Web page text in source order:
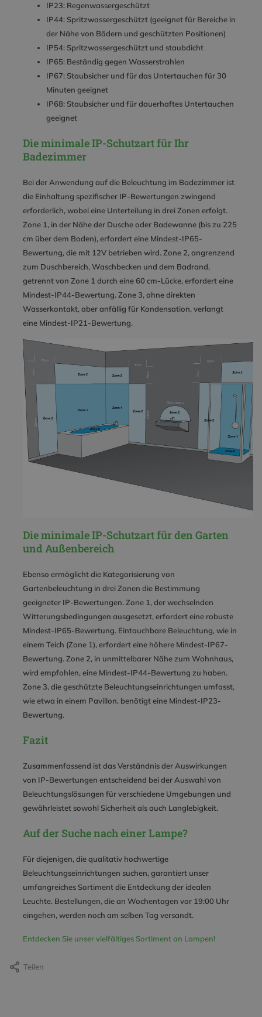
IP23: Regenwassergeschützt
IP44: Spritzwassergeschützt (geeignet für Bereiche in
der Nähe von Bädern und geschützten Positionen)
IP54: Spritzwassergeschützt und staubdicht
IP65: Beständig gegen Wasserstrahlen
IP67: Staubsicher und für das Untertauchen für 30
Minuten geeignet
IP68: Staubsicher und für dauerhaftes Untertauchen
geeignet
Die minimale IP-Schutzart für Ihr
Badezimmer
Bei der Anwendung auf die Beleuchtung im Badezimmer ist
die Einhaltung spezifischer IP-Bewertungen zwingend
erforderlich, wobei eine Unterteilung in drei Zonen erfolgt.
Zone 1, in der Nähe der Dusche oder Badewanne (bis zu 225
cm über dem Boden), erfordert eine Mindest-IP65-
Bewertung, die mit 12V betrieben wird. Zone 2, angrenzend
zum Duschbereich, Waschbecken und dem Badrand,
getrennt von Zone 1 durch eine 60 cm-Lücke, erfordert eine
Mindest-IP44-Bewertung. Zone 3, ohne direkten
Wasserkontakt, aber anfällig für Kondensation, verlangt
eine Mindest-IP21-Bewertung.
Die minimale IP-Schutzart für den Garten
und Außenbereich
Ebenso ermöglicht die Kategorisierung von
Gartenbeleuchtung in drei Zonen die Bestimmung
geeigneter IP-Bewertungen. Zone 1, der wechselnden
Witterungsbedingungen ausgesetzt, erfordert eine robuste
Mindest-IP65-Bewertung. Eintauchbare Beleuchtung, wie in
einem Teich (Zone 1), erfordert eine höhere Mindest-IP67-
Bewertung. Zone 2, in unmittelbarer Nähe zum Wohnhaus,
wird empfohlen, eine Mindest-IP44-Bewertung zu haben.
Zone 3, die geschützte Beleuchtungseinrichtungen umfasst,
wie etwa in einem Pavillon, benötigt eine Mindest-IP23-
Bewertung.
Fazit
Zusammenfassend ist das Verständnis der Auswirkungen
von IP-Bewertungen entscheidend bei der Auswahl von
Beleuchtungslösungen für verschiedene Umgebungen und
gewährleistet sowohl Sicherheit als auch Langlebigkeit.
Auf der Suche nach einer Lampe?
Für diejenigen, die qualitativ hochwertige
Beleuchtungseinrichtungen suchen, garantiert unser
umfangreiches Sortiment die Entdeckung der idealen
Leuchte. Bestellungen, die an Wochentagen vor 19:00 Uhr
eingehen, werden noch am selben Tag versandt.
Entdecken Sie unser vielfältiges Sortiment an Lampen!
Teilen